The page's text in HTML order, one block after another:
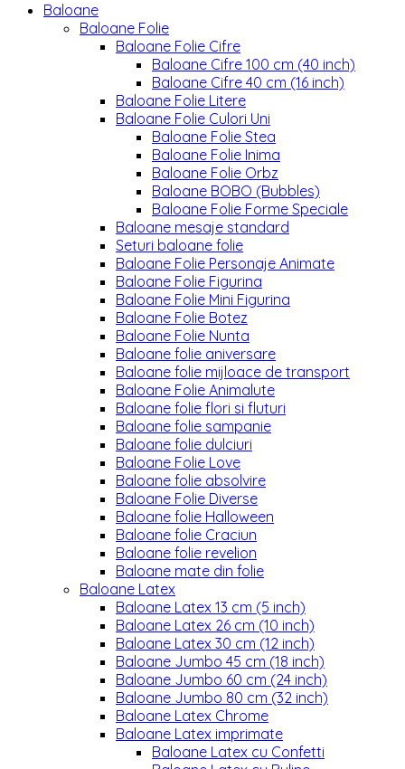
Baloane
Baloane Folie
Baloane Folie Cifre
Baloane Cifre 100 cm (40 inch)
Baloane Cifre 40 cm (16 inch)
Baloane Folie Litere
Baloane Folie Culori Uni
Baloane Folie Stea
Baloane Folie Inima
Baloane Folie Orbz
Baloane BOBO (Bubbles)
Baloane Folie Forme Speciale
Baloane mesaje standard
Seturi baloane folie
Baloane Folie Personaje Animate
Baloane Folie Figurina
Baloane Folie Mini Figurina
Baloane Folie Botez
Baloane Folie Nunta
Baloane folie aniversare
Baloane folie mijloace de transport
Baloane Folie Animalute
Baloane folie flori si fluturi
Baloane folie sampanie
Baloane folie dulciuri
Baloane Folie Love
Baloane folie absolvire
Baloane Folie Diverse
Baloane folie Halloween
Baloane folie Craciun
Baloane folie revelion
Baloane mate din folie
Baloane Latex
Baloane Latex 13 cm (5 inch)
Baloane Latex 26 cm (10 inch)
Baloane Latex 30 cm (12 inch)
Baloane Jumbo 45 cm (18 inch)
Baloane Jumbo 60 cm (24 inch)
Baloane Jumbo 80 cm (32 inch)
Baloane Latex Chrome
Baloane Latex imprimate
Baloane Latex cu Confetti